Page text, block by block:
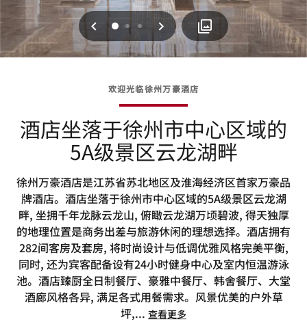
上一页
0 1 2 下一页
欢迎光临徐州万豪酒店
酒店坐落于徐州市中心区域的
5A级景区云龙湖畔
徐州万豪酒店是江苏省苏北地区及淮海经济区首家万豪品
牌酒店。酒店坐落于徐州市中心区域的5A级景区云龙湖
畔, 坐拥千年龙脉云龙山, 俯瞰云龙湖万顷碧波, 得天独厚
的地理位置是商务出差与旅游休闲的理想选择。酒店拥有
282间客房及套房, 将时尚设计与低调优雅风格完美平衡,
同时, 还为宾客配备设有24小时健身中心及室内恒温游泳
池。酒店臻厨全日制餐厅、豪雅中餐厅、韩舍餐厅、大堂
酒廊风格各异, 满足各式用餐需求。风景优美的户外草
坪,... 查看更多